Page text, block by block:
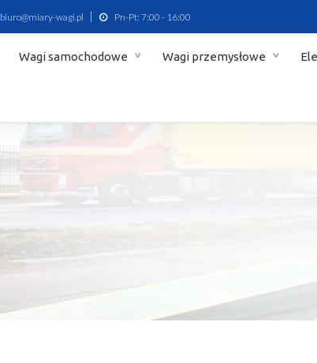
biuro@miary-wagi.pl Pn-Pt: 7:00 - 16:00
Wagi samochodowe Wagi przemysłowe